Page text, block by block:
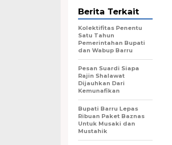
Berita Terkait
Kolektifitas Penentu
Satu Tahun
Pemerintahan Bupati
dan Wabup Barru
Pesan Suardi Siapa
Rajin Shalawat
Dijauhkan Dari
Kemunafikan
Bupati Barru Lepas
Ribuan Paket Baznas
Untuk Musaki dan
Mustahik